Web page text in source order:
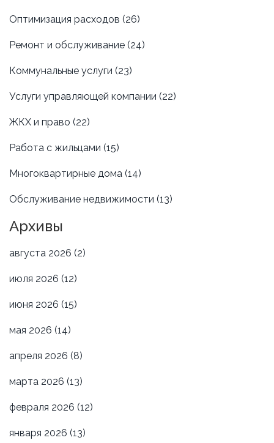
Оптимизация расходов (26)
Ремонт и обслуживание (24)
Коммунальные услуги (23)
Услуги управляющей компании (22)
ЖКХ и право (22)
Работа с жильцами (15)
Многоквартирные дома (14)
Обслуживание недвижимости (13)
Архивы
августа 2026 (2)
июля 2026 (12)
июня 2026 (15)
мая 2026 (14)
апреля 2026 (8)
марта 2026 (13)
февраля 2026 (12)
января 2026 (13)